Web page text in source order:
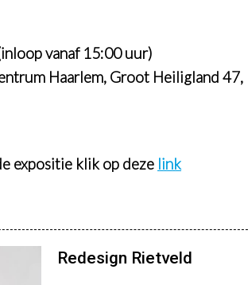
vanaf 15:00 uur)
Haarlem, Groot Heiligland 47,
expositie klik op deze link
Redesign Rietveld